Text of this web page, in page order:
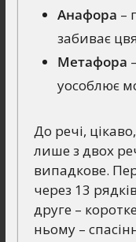
Анафора –
забиває
Метафора –
уособлює
До речі,
лише з двох
випадкове.
через 13
друге –
ньому –